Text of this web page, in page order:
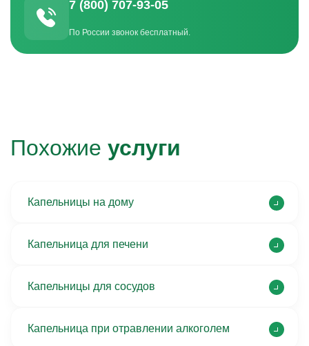
7 (800) 707-93-05
По России звонок бесплатный.
Похожие услуги
Капельницы на дому
Капельница для печени
Капельницы для сосудов
Капельница при отравлении алкоголем